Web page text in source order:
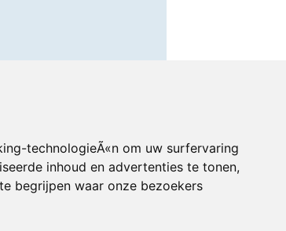
technologieÃ«n om uw surfervaring
inhoud en advertenties te tonen,
begrijpen waar onze bezoekers